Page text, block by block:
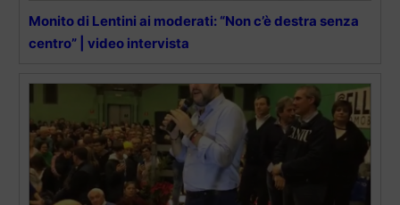
Monito di Lentini ai moderati: “Non c’è destra senza
centro” | video intervista